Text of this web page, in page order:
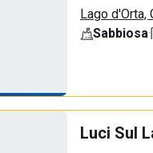
Lago d'Orta,
Sabbiosa·
Luci Sul